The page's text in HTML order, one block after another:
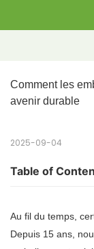
Comment les
avenir durable
2025-09-04
Table of
Au fil du temps,
Depuis 15 ans,